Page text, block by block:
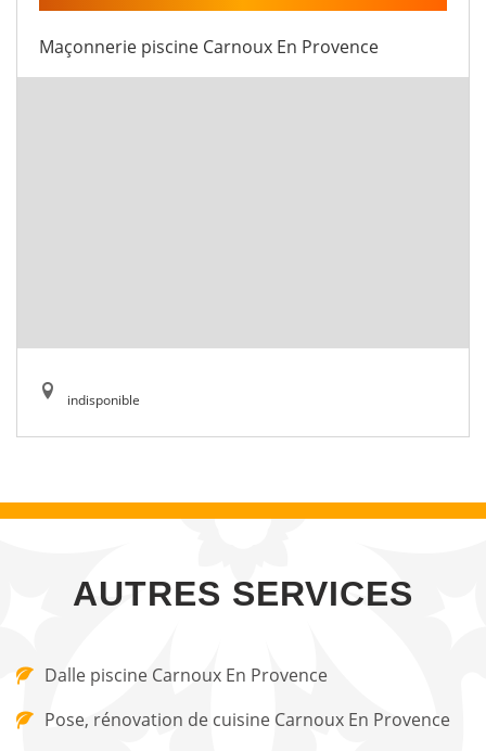
Maçonnerie piscine Carnoux En Provence
indisponible
AUTRES SERVICES
Dalle piscine Carnoux En Provence
Pose, rénovation de cuisine Carnoux En Provence